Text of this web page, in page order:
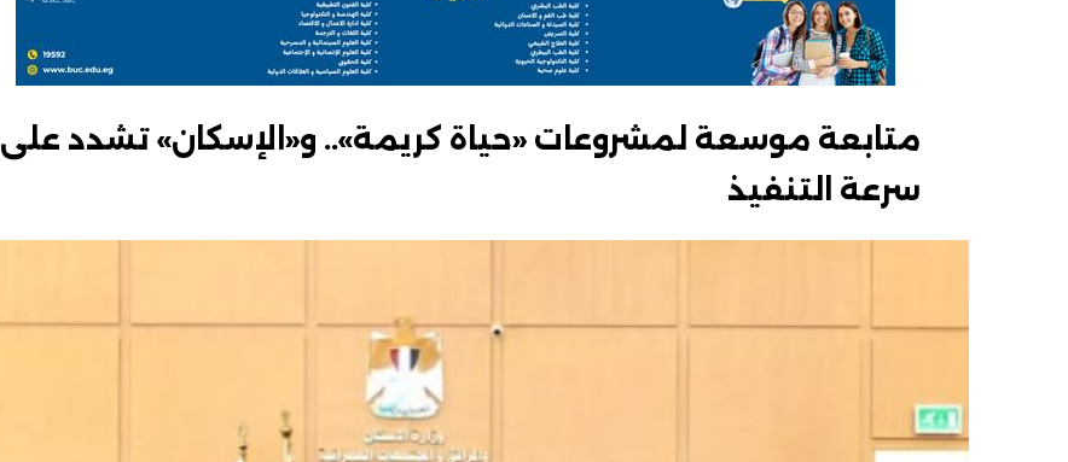
متابعة موسعة لمشروعات «حياة كريمة».. و«الإسكان» تشدد على
سرعة التنفيذ